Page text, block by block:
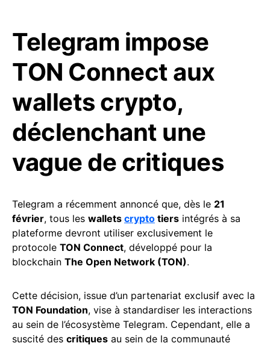
Telegram impose
TON Connect aux
wallets crypto,
déclenchant une
vague de critiques
Telegram a récemment annoncé que, dès le 21
février, tous les wallets crypto tiers intégrés à sa
plateforme devront utiliser exclusivement le
protocole TON Connect, développé pour la
blockchain The Open Network (TON).
Cette décision, issue d’un partenariat exclusif avec la
TON Foundation, vise à standardiser les interactions
au sein de l’écosystème Telegram. Cependant, elle a
suscité des critiques au sein de la communauté